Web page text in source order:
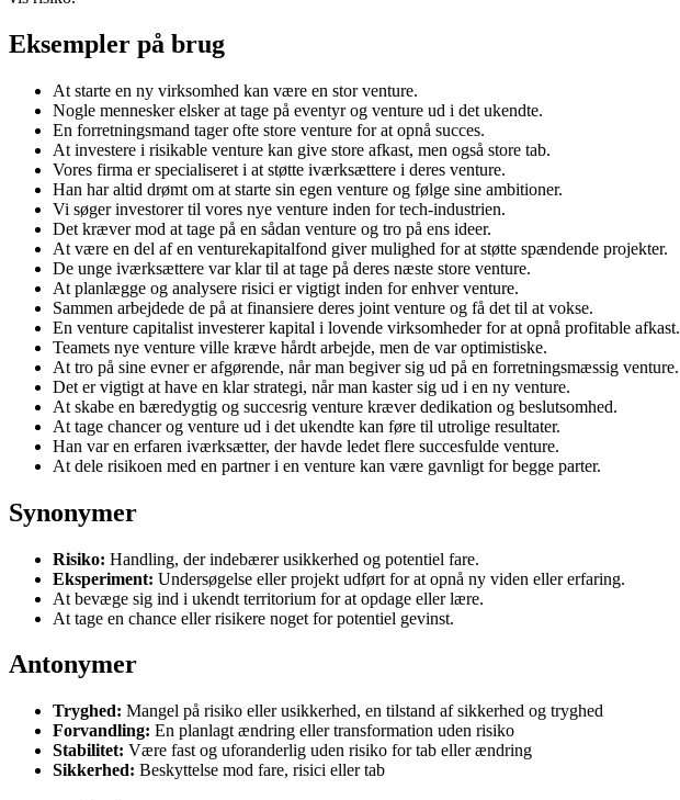
Eksempler på brug
At starte en ny virksomhed kan være en stor venture.
Nogle mennesker elsker at tage på eventyr og venture ud i det ukendte.
En forretningsmand tager ofte store venture for at opnå succes.
At investere i risikable venture kan give store afkast, men også store tab.
Vores firma er specialiseret i at støtte iværksættere i deres venture.
Han har altid drømt om at starte sin egen venture og følge sine ambitioner.
Vi søger investorer til vores nye venture inden for tech-industrien.
Det kræver mod at tage på en sådan venture og tro på ens ideer.
At være en del af en venturekapitalfond giver mulighed for at støtte spændende projekter.
De unge iværksættere var klar til at tage på deres næste store venture.
At planlægge og analysere risici er vigtigt inden for enhver venture.
Sammen arbejdede de på at finansiere deres joint venture og få det til at vokse.
En venture capitalist investerer kapital i lovende virksomheder for at opnå profitable afkast.
Teamets nye venture ville kræve hårdt arbejde, men de var optimistiske.
At tro på sine evner er afgørende, når man begiver sig ud på en forretningsmæssig venture.
Det er vigtigt at have en klar strategi, når man kaster sig ud i en ny venture.
At skabe en bæredygtig og succesrig venture kræver dedikation og beslutsomhed.
At tage chancer og venture ud i det ukendte kan føre til utrolige resultater.
Han var en erfaren iværksætter, der havde ledet flere succesfulde venture.
At dele risikoen med en partner i en venture kan være gavnligt for begge parter.
Synonymer
Risiko: Handling, der indebærer usikkerhed og potentiel fare.
Eksperiment: Undersøgelse eller projekt udført for at opnå ny viden eller erfaring.
At bevæge sig ind i ukendt territorium for at opdage eller lære.
At tage en chance eller risikere noget for potentiel gevinst.
Antonymer
Tryghed: Mangel på risiko eller usikkerhed, en tilstand af sikkerhed og tryghed
Forvandling: En planlagt ændring eller transformation uden risiko
Stabilitet: Være fast og uforanderlig uden risiko for tab eller ændring
Sikkerhed: Beskyttelse mod fare, risici eller tab